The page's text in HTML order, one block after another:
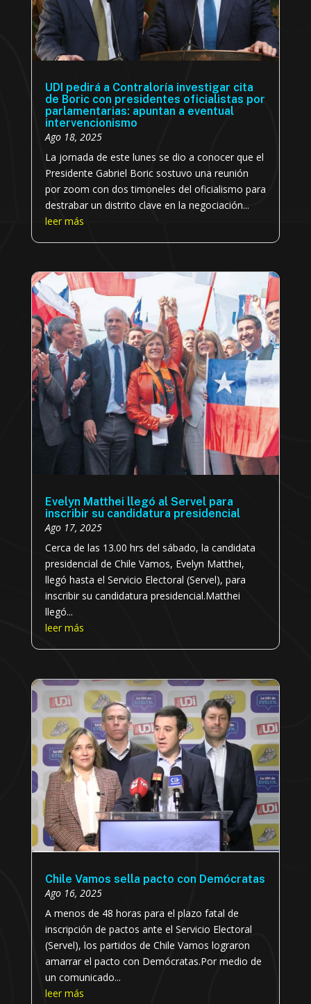
UDI pedirá a Contraloría investigar cita
de Boric con presidentes oficialistas por
parlamentarias: apuntan a eventual
intervencionismo
Ago 18, 2025
La jornada de este lunes se dio a conocer que el
Presidente Gabriel Boric sostuvo una reunión
por zoom con dos timoneles del oficialismo para
destrabar un distrito clave en la negociación...
leer más
Evelyn Matthei llegó al Servel para
inscribir su candidatura presidencial
Ago 17, 2025
Cerca de las 13.00 hrs del sábado, la candidata
presidencial de Chile Vamos, Evelyn Matthei,
llegó hasta el Servicio Electoral (Servel), para
inscribir su candidatura presidencial.Matthei
llegó...
leer más
Chile Vamos sella pacto con Demócratas
Ago 16, 2025
A menos de 48 horas para el plazo fatal de
inscripción de pactos ante el Servicio Electoral
(Servel), los partidos de Chile Vamos lograron
amarrar el pacto con Demócratas.Por medio de
un comunicado...
leer más